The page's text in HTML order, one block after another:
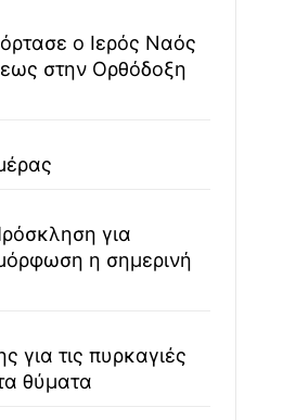
ο Ιερός Ναός
στην Ορθόδοξη
για
η σημερινή
για τις πυρκαγιές
θύματα